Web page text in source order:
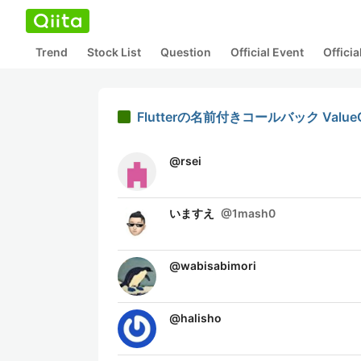
Trend Stock List Question Official Event
Flutterの名前付きコールバック
@rsei
いますえ @1mash0
@wabisabimori
@halisho